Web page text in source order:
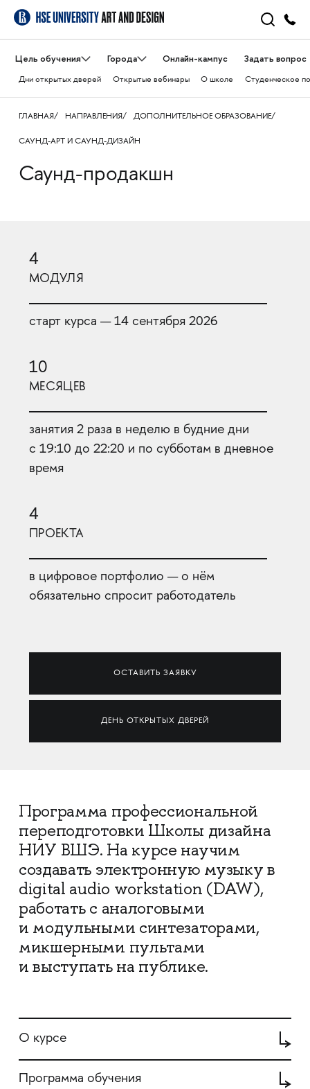
Цель обучения Города Онлайн-кампус Задать вопрос
Дни открытых дверей Открытые вебинары О школе Студенческое
ГЛАВНАЯ НАПРАВЛЕНИЯ ДОПОЛНИТЕЛЬНОЕ ОБРАЗОВАНИЕ
САУНД-АРТ И САУНД-ДИЗАЙН
Саунд-продакшн
4
МОДУЛЯ
старт курса — 14 сентября 2026
10
МЕСЯЦЕВ
занятия 2 раза в неделю в будние дни
с 19:10 до 22:20 и по субботам в дневное
время
4
ПРОЕКТА
в цифровое портфолио — о нём
обязательно спросит работодатель
ОСТАВИТЬ ЗАЯВКУ
ДЕНЬ ОТКРЫТЫХ ДВЕРЕЙ
Программа профессиональной
переподготовки Школы дизайна
НИУ ВШЭ. На курсе научим
создавать электронную музыку в
digital audio workstation (DAW),
работать с аналоговыми
и модульными синтезаторами,
микшерными пультами
и выступать на публике.
О курсе
Программа обучения